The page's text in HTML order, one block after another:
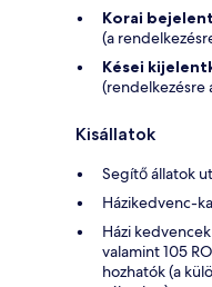
Korai
(a
Kései
(rendelkezésre
Kisállatok
Segítő állatok
Házikedvenc-
Házi
valamint 105
hozhatók (a